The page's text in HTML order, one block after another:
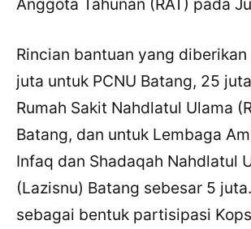
Rincian bantuan yang
juta untuk PCNU Batang, 25
Rumah Sakit Nahdlatul Ulama
Batang, dan untuk Lembaga
Infaq dan Shadaqah Nahdlatul
(Lazisnu) Batang sebesar 5
sebagai bentuk partisipasi